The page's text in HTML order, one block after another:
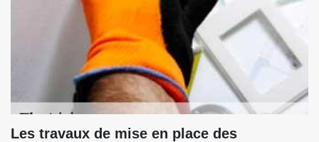
Les travaux de mise en place des